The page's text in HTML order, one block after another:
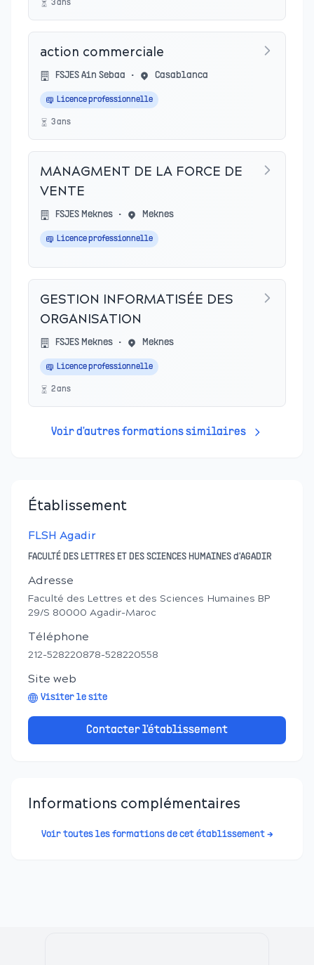
3ans
action commerciale
FSJES Ain Sebaa • Casablanca
Licence professionnelle
3ans
MANAGMENT DE LA FORCE DE
VENTE
FSJES Meknes • Meknes
Licence professionnelle
GESTION INFORMATISÉE DES
ORGANISATION
FSJES Meknes • Meknes
Licence professionnelle
2ans
Voir d'autres formations similaires
Établissement
FLSH Agadir
FACULTÉ DES LETTRES ET DES SCIENCES HUMAINES d'AGADIR
Adresse
Faculté des Lettres et des Sciences Humaines BP
29/S 80000 Agadir-Maroc
Téléphone
212-528220878-528220558
Site web
Visiter le site
Contacter l'établissement
Informations complémentaires
Voir toutes les formations de cet établissement →